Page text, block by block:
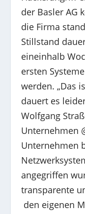
der Basler AG
die Firma
Stillstand
eineinhalb
ersten
werden. „Das
dauert es
Wolfgang
Unternehmen
Unternehmen
angegriffen
transparente
den eigenen